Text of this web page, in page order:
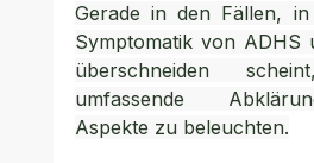
Gerade in den Fällen,
Symptomatik von ADHS
überschneiden
umfassende
Aspekte zu beleuchten.